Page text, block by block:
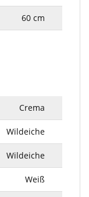
60 cm
Crema
Wildeiche
Wildeiche
Weiß